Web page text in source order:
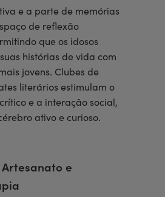
e a parte de memórias
de reflexão
que os idosos
histórias de vida com
jovens. Clubes de
literários estimulam o
e a interação social,
ativo e curioso.
e